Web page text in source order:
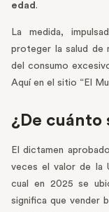
edad .
La medida,
proteger la salud de
del consumo
Aquí en el sitio “El
¿De cuánto
El dictamen
veces el valor de la
cual en 2025 se
significa que vender